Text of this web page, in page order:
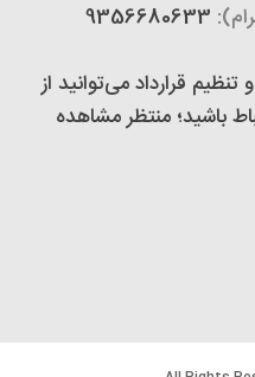
قرارداد می‌توانید از
باشید؛ منتظر مشاهده